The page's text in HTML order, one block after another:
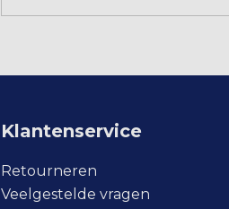
Klantenservice
Retourneren
Veelgestelde vragen